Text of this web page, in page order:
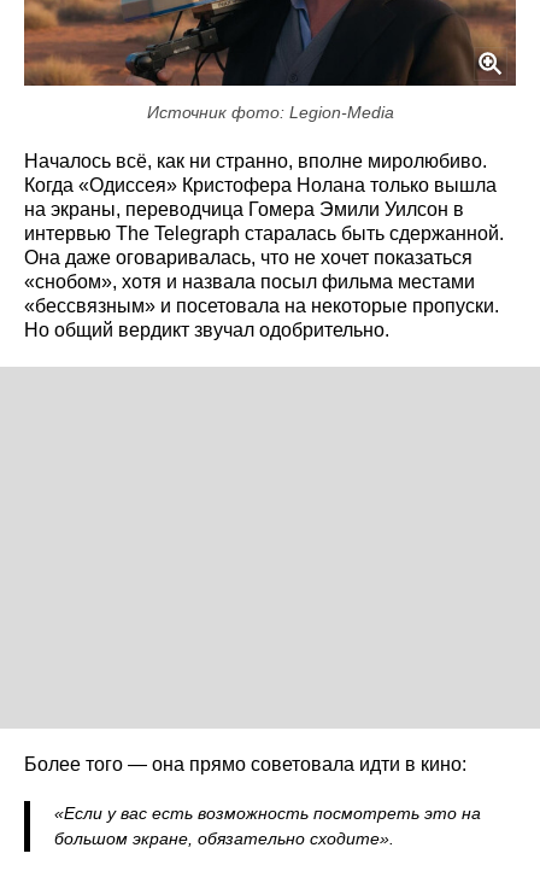
Источник фото: Legion-Media
Началось всё, как ни странно, вполне миролюбиво.
Когда «Одиссея» Кристофера Нолана только вышла
на экраны, переводчица Гомера Эмили Уилсон в
интервью The Telegraph старалась быть сдержанной.
Она даже оговаривалась, что не хочет показаться
«снобом», хотя и назвала посыл фильма местами
«бессвязным» и посетовала на некоторые пропуски.
Но общий вердикт звучал одобрительно.
Более того — она прямо советовала идти в кино:
«Если у вас есть возможность посмотреть это на
большом экране, обязательно сходите».